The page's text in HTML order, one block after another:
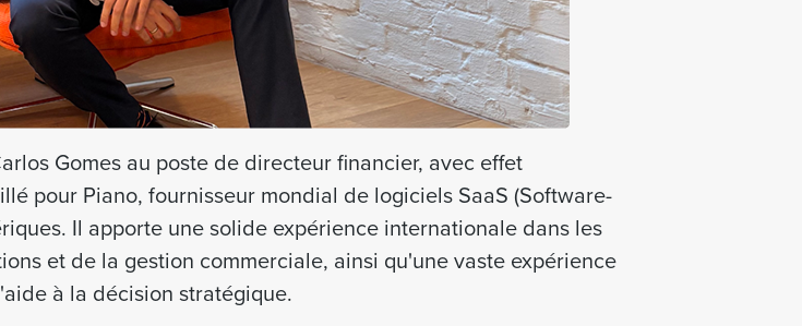
Gomes au poste de directeur financier, avec effet
pour Piano, fournisseur mondial de logiciels SaaS (Software-
Il apporte une solide expérience internationale dans les
et de la gestion commerciale, ainsi qu'une vaste expérience
à la décision stratégique.